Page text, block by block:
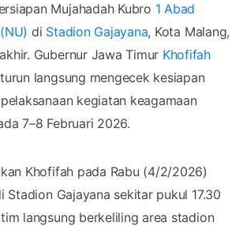
Mujahadah Kubro 1 Abad
di Stadion Gajayana, Kota Malang,
Gubernur Jawa Timur Khofifah
turun langsung mengecek kesiapan
kegiatan keagamaan
7–8 Februari 2026.
Khofifah pada Rabu (4/2/2026)
Stadion Gajayana sekitar pukul 17.30
langsung berkeliling area stadion